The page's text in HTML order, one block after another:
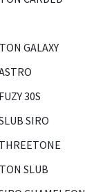
GALAXY
30S
SIRO
SLUB